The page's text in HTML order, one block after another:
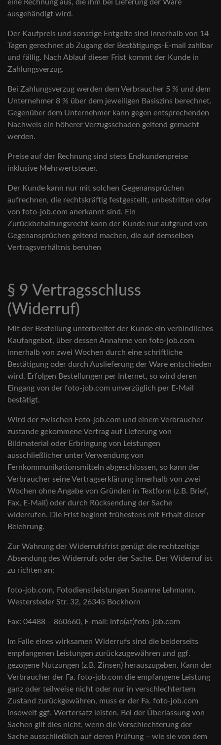
eine Rechnung aus, die ihm bei Lieferung der Ware
ausgehändigt wird.
Der Kaufpreis und sonstige Entgelte sind innerhalb von 14
Tagen gerechnet ab Zugang der Bestätigungs-E-mail zahlbar
und fällig. Nach Ablauf dieser Frist kommt der Kunde in
Zahlungsverzug.
Bei Zahlungsverzug werden dem Verbraucher 5 % und dem
Unternehmer 8 % über dem jeweiligen Basiszins berechnet.
Gegenüber dem Unternehmer kann gegen entsprechenden
Nachweis ein höherer Verzugsschaden geltend gemacht
werden.
Preise auf der Rechnung sind stets Endkundenpreise
inklusive Mehrwertsteuer.
Der Kunde kann nur mit solchen Gegenansprüchen
aufrechnen, die rechtskräftig festgestellt, unbestritten oder
von foto-job.com anerkannt sind. Ein
Zurückbehaltungsrecht kann der Kunde nur aufgrund von
Gegenansprüchen geltend machen, die auf demselben
Vertragsverhältnis beruhen
§ 9 Vertragsschluss
(Widerruf)
Mit der Bestellung unterbreitet der Kunde ein verbindliches
Kaufangebot, über dessen Annahme von foto-job.com
innerhalb von zwei Wochen durch eine schriftliche
Bestätigung oder durch Auslieferung der Ware entschieden
wird. Erfolgen Bestellungen per Internet, so wird deren
Eingang von der foto-job.com unverzüglich per E-Mail
bestätigt.
Wird der zwischen Foto-job.com und einem Verbraucher
zustande gekommene Vertrag auf Lieferung von
Bildmaterial oder Erbringung von Leistungen
ausschließlicher unter Verwendung von
Fernkommunikationsmitteln abgeschlossen, so kann der
Verbraucher seine Vertragserklärung innerhalb von zwei
Wochen ohne Angabe von Gründen in Textform (z.B. Brief,
Fax, E-Mail) oder durch Rücksendung der Sache
widerrufen. Die Frist beginnt frühestens mit Erhalt dieser
Belehrung.
Zur Wahrung der Widerrufsfrist genügt die rechtzeitige
Absendung des Widerrufs oder der Sache. Der Widerruf ist
zu richten an:
foto-job.com, Fotodienstleistungen Susanne Lehmann,
Westersteder Str. 32, 26345 Bockhorn
Fax: 04488 – 860660, E-mail: info(at)foto-job.com
Im Falle eines wirksamen Widerrufs sind die beiderseits
empfangenen Leistungen zurückzugewähren und ggf.
gezogene Nutzungen (z.B. Zinsen) herauszugeben. Kann der
Verbraucher der Fa. foto-job.com die empfangene Leistung
ganz oder teilweise nicht oder nur in verschlechtertem
Zustand zurückgewähren, muss er der Fa. foto-job.com
insoweit ggf. Wertersatz leisten. Bei der Überlassung von
Sachen gilt dies nicht, wenn die Verschlechterung der
Sache ausschließlich auf deren Prüfung – wie sie von dem